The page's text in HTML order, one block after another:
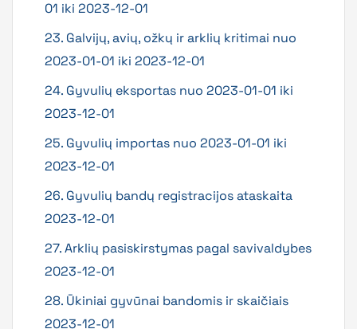
01 iki 2023-12-01
23. Galvijų, avių, ožkų ir arklių kritimai nuo
2023-01-01 iki 2023-12-01
24. Gyvulių eksportas nuo 2023-01-01 iki
2023-12-01
25. Gyvulių importas nuo 2023-01-01 iki
2023-12-01
26. Gyvulių bandų registracijos ataskaita
2023-12-01
27. Arklių pasiskirstymas pagal savivaldybes
2023-12-01
28. Ūkiniai gyvūnai bandomis ir skaičiais
2023-12-01